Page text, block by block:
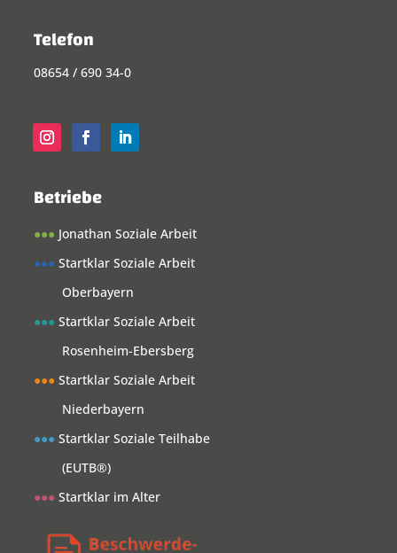
Telefon
08654 / 690 34-0
Betriebe
●●● Jonathan Soziale Arbeit
●●● Startklar Soziale Arbeit
Oberbayern
●●● Startklar Soziale Arbeit
Rosenheim-Ebersberg
●●● Startklar Soziale Arbeit
Niederbayern
●●● Startklar Soziale Teilhabe
(EUTB®)
●●● Startklar im Alter